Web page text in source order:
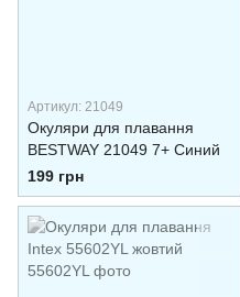
Артикул: 21049
Окуляри для плавання
BESTWAY 21049 7+ Синий
199 грн